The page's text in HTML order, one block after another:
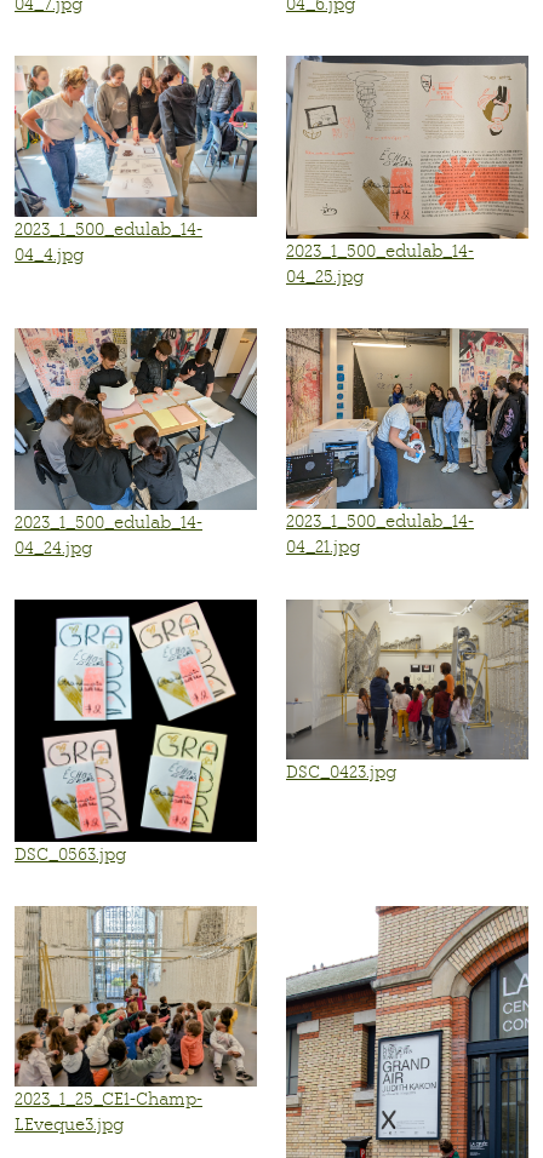
04_6.jpg
2023_1_500_edulab_14-
04_4.jpg
2023_1_500_edulab_14-
04_25.jpg
2023_1_500_edulab_14-
04_24.jpg
2023_1_500_edulab_14-
04_21.jpg
DSC_0563.jpg
DSC_0423.jpg
2023_1_25_CE1-Champ-
LEveque3.jpg